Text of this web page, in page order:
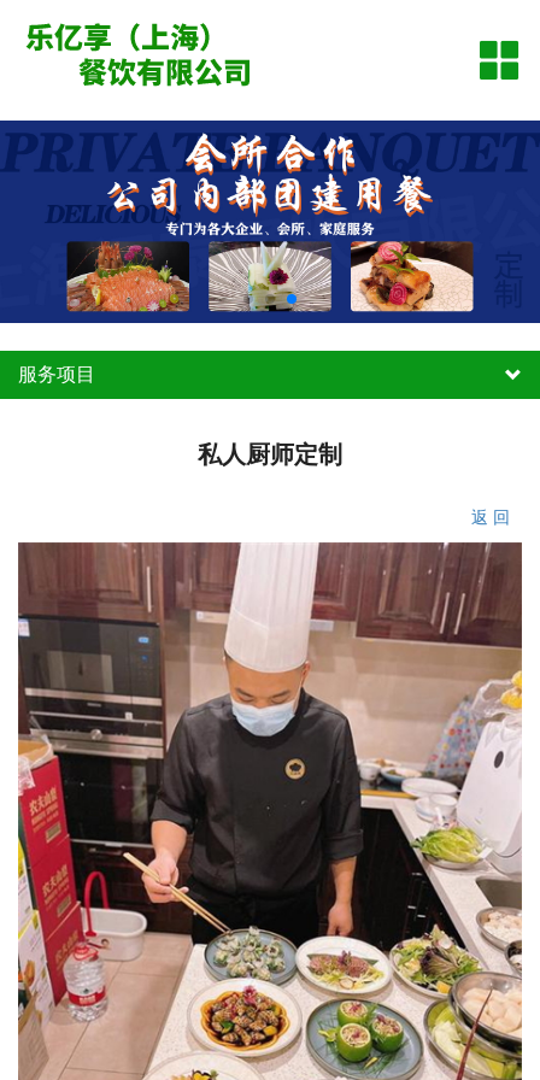
网站首页
公司简介
新闻资讯
服务项目
案例展示
服务项目
上海私人厨师定制
私人厨师定制
返 回